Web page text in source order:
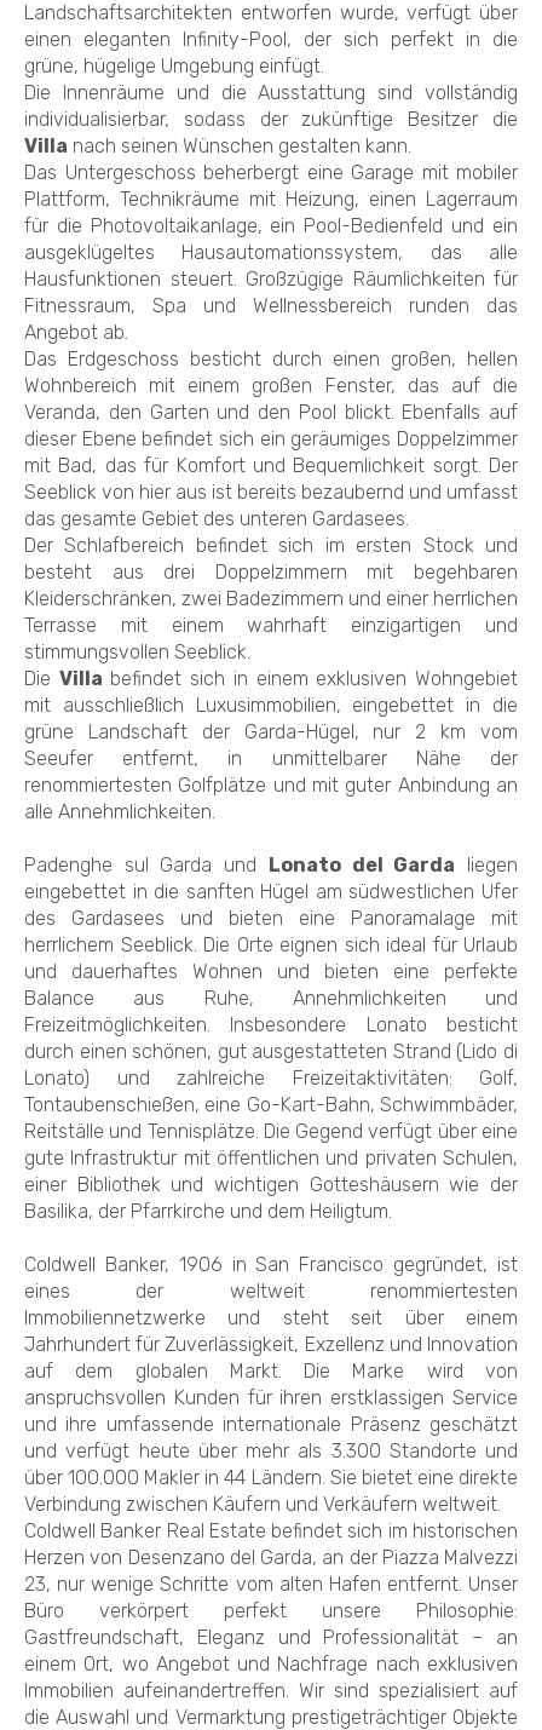
Landschaftsarchitekten entworfen wurde, verfügt über
einen eleganten Infinity-Pool, der sich perfekt in die
grüne, hügelige Umgebung einfügt.
Die Innenräume und die Ausstattung sind vollständig
individualisierbar, sodass der zukünftige Besitzer die
Villa nach seinen Wünschen gestalten kann.
Das Untergeschoss beherbergt eine Garage mit mobiler
Plattform, Technikräume mit Heizung, einen Lagerraum
für die Photovoltaikanlage, ein Pool-Bedienfeld und ein
ausgeklügeltes Hausautomationssystem, das alle
Hausfunktionen steuert. Großzügige Räumlichkeiten für
Fitnessraum, Spa und Wellnessbereich runden das
Angebot ab.
Das Erdgeschoss besticht durch einen großen, hellen
Wohnbereich mit einem großen Fenster, das auf die
Veranda, den Garten und den Pool blickt. Ebenfalls auf
dieser Ebene befindet sich ein geräumiges Doppelzimmer
mit Bad, das für Komfort und Bequemlichkeit sorgt. Der
Seeblick von hier aus ist bereits bezaubernd und umfasst
das gesamte Gebiet des unteren Gardasees.
Der Schlafbereich befindet sich im ersten Stock und
besteht aus drei Doppelzimmern mit begehbaren
Kleiderschränken, zwei Badezimmern und einer herrlichen
Terrasse mit einem wahrhaft einzigartigen und
stimmungsvollen Seeblick.
Die Villa befindet sich in einem exklusiven Wohngebiet
mit ausschließlich Luxusimmobilien, eingebettet in die
grüne Landschaft der Garda-Hügel, nur 2 km vom
Seeufer entfernt, in unmittelbarer Nähe der
renommiertesten Golfplätze und mit guter Anbindung an
alle Annehmlichkeiten.
Padenghe sul Garda und Lonato del Garda liegen
eingebettet in die sanften Hügel am südwestlichen Ufer
des Gardasees und bieten eine Panoramalage mit
herrlichem Seeblick. Die Orte eignen sich ideal für Urlaub
und dauerhaftes Wohnen und bieten eine perfekte
Balance aus Ruhe, Annehmlichkeiten und
Freizeitmöglichkeiten. Insbesondere Lonato besticht
durch einen schönen, gut ausgestatteten Strand (Lido di
Lonato) und zahlreiche Freizeitaktivitäten: Golf,
Tontaubenschießen, eine Go-Kart-Bahn, Schwimmbäder,
Reitställe und Tennisplätze. Die Gegend verfügt über eine
gute Infrastruktur mit öffentlichen und privaten Schulen,
einer Bibliothek und wichtigen Gotteshäusern wie der
Basilika, der Pfarrkirche und dem Heiligtum.
Coldwell Banker, 1906 in San Francisco gegründet, ist
eines der weltweit renommiertesten
Immobiliennetzwerke und steht seit über einem
Jahrhundert für Zuverlässigkeit, Exzellenz und Innovation
auf dem globalen Markt. Die Marke wird von
anspruchsvollen Kunden für ihren erstklassigen Service
und ihre umfassende internationale Präsenz geschätzt
und verfügt heute über mehr als 3.300 Standorte und
über 100.000 Makler in 44 Ländern. Sie bietet eine direkte
Verbindung zwischen Käufern und Verkäufern weltweit.
Coldwell Banker Real Estate befindet sich im historischen
Herzen von Desenzano del Garda, an der Piazza Malvezzi
23, nur wenige Schritte vom alten Hafen entfernt. Unser
Büro verkörpert perfekt unsere Philosophie:
Gastfreundschaft, Eleganz und Professionalität – an
einem Ort, wo Angebot und Nachfrage nach exklusiven
Immobilien aufeinandertreffen. Wir sind spezialisiert auf
die Auswahl und Vermarktung prestigeträchtiger Objekte